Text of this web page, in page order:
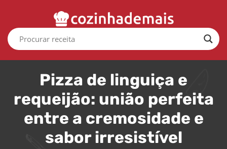
Pizza de linguiça e
requeijão: união perfeita
entre a cremosidade e
sabor irresistível